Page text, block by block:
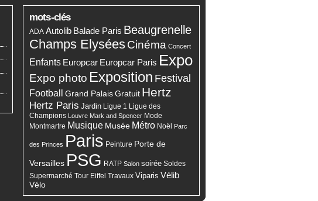
mots-clés
ADA Autolib Balade Paris Beaugrenelle
Champs ElyséesCinéma Concert
Enfants Europcar Europcar Paris Expo
Expo photo Exposition Festival
Football Grand Palais Gratuit Hertz
Hertz Paris Jardin Ligue 1
Ligue des
Champions Louvre Mark and Spencer Mode
Montmartre Musique Musée Métro Noël Parc
des Princes Paris Peinture Porte de
Versailles PSG RATP Salon soirée Soldes
Supermarché Tour Eiffel Travaux Viparis Vélib
Vélo